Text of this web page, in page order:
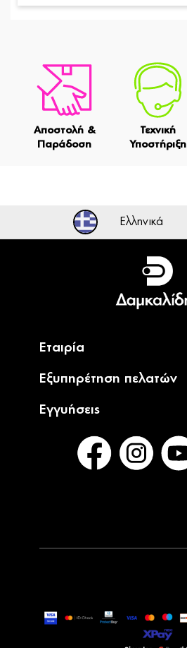
Αποστολή &
Παράδοση
Τεχνική
Υποστήριξη
Ελληνικά
Ελληνικά
English
Εταιρία
Εξυπηρέτηση πελατών
Εγγυήσεις